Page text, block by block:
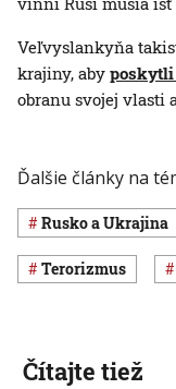
Veľvyslankyňa
krajiny, aby poskytli
obranu svojej vlasti
Ďalšie články na
Rusko a Ukrajina
terorizmus
Čítajte tiež